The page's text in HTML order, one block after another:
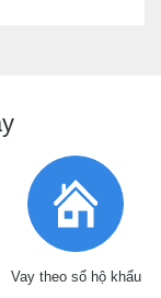
Vay theo sổ hộ khẩu